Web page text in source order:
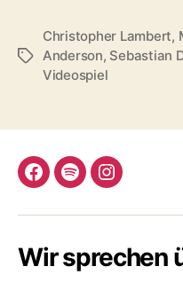
Schlagwörter
Christopher Lambert,
Anderson, Sebastian
Videospiel
Facebook
SpotifyInstagram
Wir sprechen